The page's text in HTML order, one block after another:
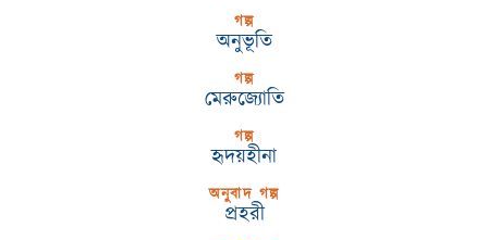
গল্প
অনুভূতি
গল্প
মেরুজ্যোতি
গল্প
হৃদয়হীনা
অনুবাদ গল্প
প্রহরী